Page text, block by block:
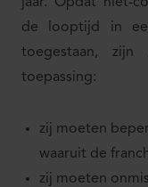
de looptijd in
toegestaan, zijn
toepassing:
zij moeten
waaruit de
zij moeten